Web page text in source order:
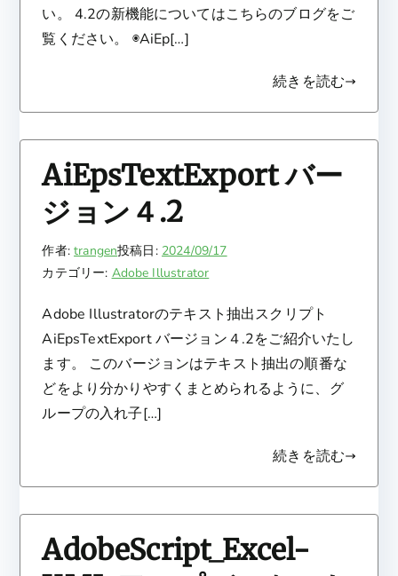
い。 4.2の新機能についてはこちらのブログをご
覧ください。 ◉AiEp[…]
続きを読む
AiEpsTextExport バー
ジョン４.2
作者:trangen投稿日: 2024/09/17
カテゴリー: Adobe Illustrator
Adobe Illustratorのテキスト抽出スクリプト
AiEpsTextExport バージョン４.2をご紹介いたし
ます。 このバージョンはテキスト抽出の順番な
どをより分かりやすくまとめられるように、グ
ループの入れ子[…]
続きを読む
AdobeScript_Excel-